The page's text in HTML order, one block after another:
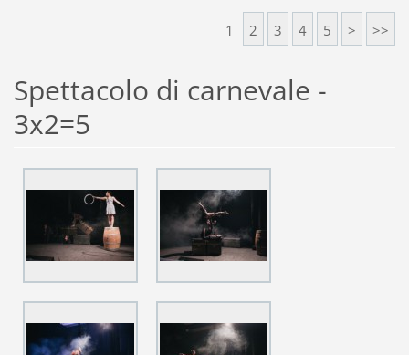
1 2 3 4 5 > >>
Spettacolo di carnevale -
3x2=5